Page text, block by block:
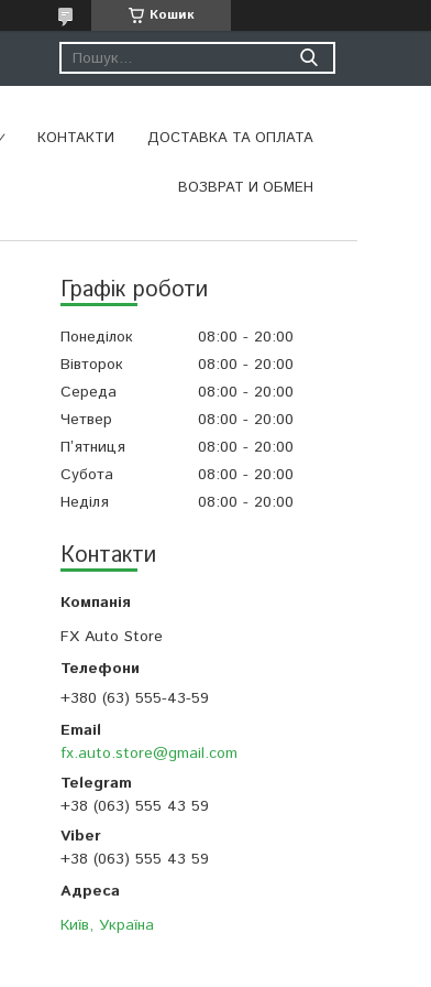
Кошик
КОНТАКТИ ДОСТАВКА ТА ОПЛАТА
ВОЗВРАТ И ОБМЕН
Графік роботи
Понеділок 08:00
20:00
Вівторок
08:00
20:00
Середа
08:00
20:00
Четвер
08:00
20:00
Пʼятниця
08:00
20:00
Субота
08:00
20:00
Неділя
08:00 20:00
Контакти
FX Auto Store
+380 (63) 555-43-59
fx.auto.store@gmail.com
+38 (063) 555 43 59
+38 (063) 555 43 59
Київ, Україна